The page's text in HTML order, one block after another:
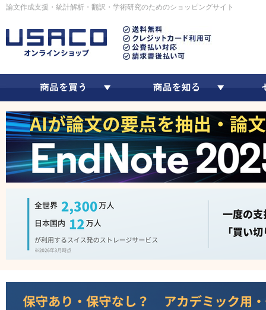
論文作成支援・統計解析・翻訳・学術研究のためのショッピングサイト